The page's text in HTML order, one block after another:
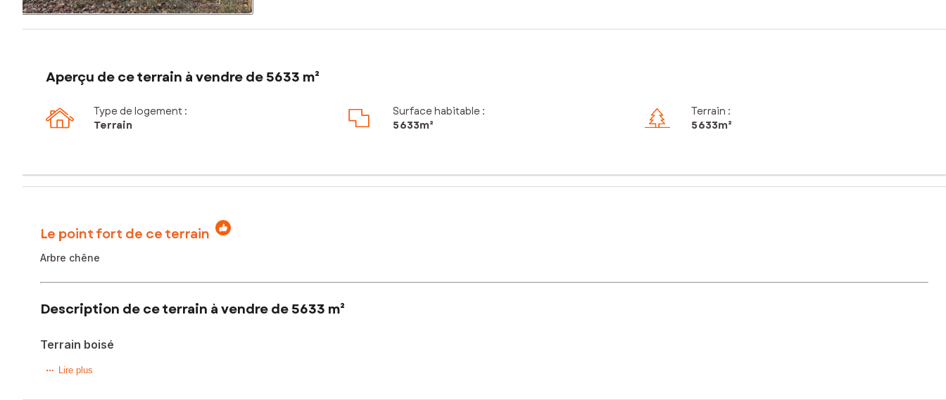
Aperçu de ce terrain à vendre de 5633 m²
Type de logement :
Terrain
Surface habitable :
5 633m²
Terrain :
5 633m²
Le point fort de ce terrain
Arbre chêne
Description de ce terrain à vendre de 5633 m²
Terrain boisé
Situé dans la charmante commune de Pujols (47300), ce terrain de 5633 m² offre un cadre idéal pour les amoureux de la nature,cet emplacement paisible allie tranquillité et intimité, offrant un
Lire plus